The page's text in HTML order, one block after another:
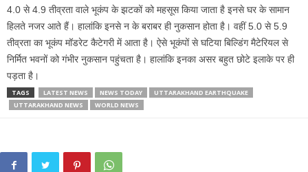
4.0 से 4.9 तीव्रता वाले भूकंप के झटकों को महसूस किया जाता है इनसे घर के सामान
हिलते नजर आते हैं। हालांकि इनसे न के बराबर ही नुकसान होता है। वहीं 5.0 से 5.9
तीव्रता का भूकंप मॉडरेट कैटेगरी में आता है। ऐसे भूकंपों से घटिया बिल्डिंग मैटेरियल से
निर्मित भवनों को गंभीर नुकसान पहुंचता है। हालांकि इनका असर बहुत छोटे इलाके पर ही
पड़ता है।
TAGS LATEST NEWS NEWS TODAY
UTTARAKHAND EARTHQUAKE
UTTARAKHAND NEWS
WORLD NEWS